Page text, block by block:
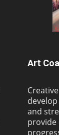
Art
and
provide